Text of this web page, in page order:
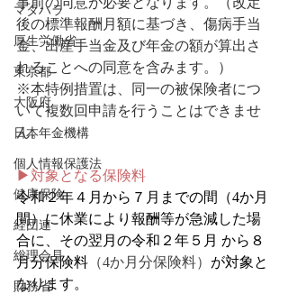
マタハラ
厚生労働省
東京都
大阪府
日本年金機構
個人情報保護法
健康保険
経団連
総理会見
財務省
後の標準報酬月額に基づき、傷病手当
金、出産手当金及び年金の額が算出さ
れることへの同意を含みます。）
※本特例措置は、同一の被保険者につ
いて複数回申請を行うことはできませ
ん。
▶対象となる保険料
令和２年４月から７月までの間（4か月
間）に休業により報酬等が急減した場
合に、その翌月の令和２年５月 から８
月分保険料 （4か月分保険料） が対象と
なります。